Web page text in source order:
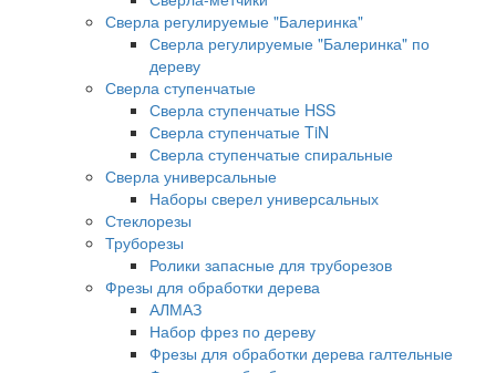
Сверла регулируемые "Балеринка"
Сверла регулируемые "Балеринка" по
дереву
Сверла ступенчатые
Сверла ступенчатые HSS
Сверла ступенчатые TiN
Сверла ступенчатые спиральные
Сверла универсальные
Наборы сверел универсальных
Стеклорезы
Труборезы
Ролики запасные для труборезов
Фрезы для обработки дерева
АЛМАЗ
Набор фрез по дереву
Фрезы для обработки дерева галтельные